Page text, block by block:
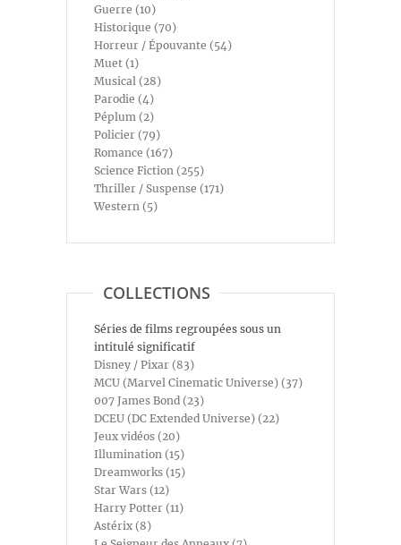
Guerre (10)
Historique (70)
Horreur / Épouvante (54)
Muet (1)
Musical (28)
Parodie (4)
Péplum (2)
Policier (79)
Romance (167)
Science Fiction (255)
Thriller / Suspense (171)
Western (5)
COLLECTIONS
Séries de films regroupées sous un
intitulé significatif
Disney / Pixar (83)
MCU (Marvel Cinematic Universe) (37)
007 James Bond (23)
DCEU (DC Extended Universe) (22)
Jeux vidéos (20)
Illumination (15)
Dreamworks (15)
Star Wars (12)
Harry Potter (11)
Astérix (8)